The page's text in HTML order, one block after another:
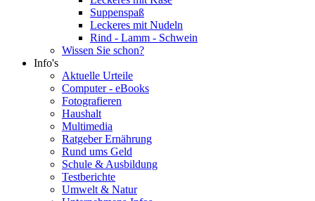
Suppenspaß
Leckeres mit Nudeln
Rind - Lamm - Schwein
Wissen Sie schon?
Info's
Aktuelle Urteile
Computer - eBooks
Fotografieren
Haushalt
Multimedia
Ratgeber Ernährung
Rund ums Geld
Schule & Ausbildung
Testberichte
Umwelt & Natur